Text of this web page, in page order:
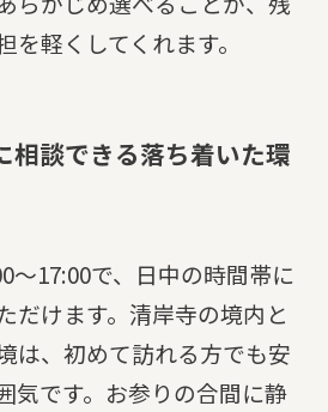
を軽くしてくれます。
相談できる落ち着いた環
〜17:00で、日中の時間帯に
だけます。清岸寺の境内と
は、初めて訪れる方でも安
気です。お参りの合間に静